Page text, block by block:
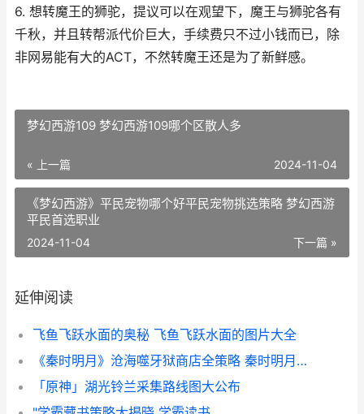
6. 想转魔王的狮驼，提议可以在观望下，魔王与狮驼各有
千秋，并且转帮派代价巨大，手续费只不过小钱而已，除
非网易能有大的ACT，不然转魔王还是为了新鲜感。
梦幻西游109 梦幻西游109哪个区散人多
« 上一篇 2024-11-04
《梦幻西游》平民宠物哪个好平民宠物挑选策略 梦幻西游
平民首选职业
下一篇 »
2024-11-04
延伸阅读
飞鱼飞跃水面的奥秘 飞鱼飞跃水面的图片大全
《秦时明月》沧海噬牙狱商店全策略 秦时明月沧海
「原神」湖光铃兰采集路线图大公布